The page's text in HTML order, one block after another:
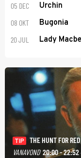
05 DEC Urchin
08 OKT Bugonia
20 JUL Lady
TIP
THE HUNT FOR
VANAVOND 20:00 - 22:52